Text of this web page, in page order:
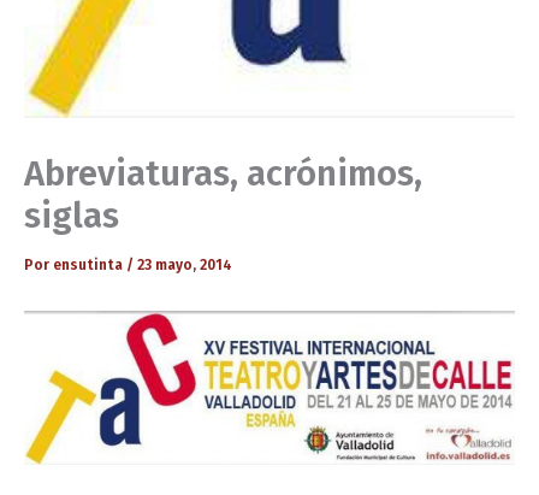
Abreviaturas, acrónimos,
siglas
Por ensutinta / 23 mayo, 2014